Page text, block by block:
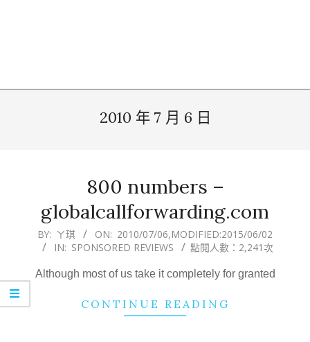
2010 年 7 月 6 日
800 numbers –
globalcallforwarding.com
2010-
07-
06
BY: ㄚ琪 ON: 2010/07/06,MODIFIED:2015/06/02
IN: SPONSORED REVIEWS 點閱人數：2,241次
Although most of us take it completely for granted
CONTINUE READING